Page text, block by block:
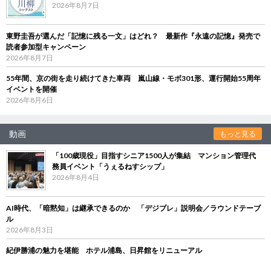
2026年8月7日
東野圭吾が選んだ「記憶に残る一文」はどれ？ 最新作『永遠の記憶』発売で
読者参加型キャンペーン
2026年8月7日
55年間、京の街を走り続けてきた車両 嵐山線・モボ301形、運行開始55周年
イベントを開催
2026年8月6日
動画 もっと見る
「100歳現役」目指すシニア1500人が集結 マンション管理代
務員イベント「うぇるねすシップ」
2026年8月4日
AI時代、「暗黙知」は継承できるのか 「デジブレ」説明会／ラウンドテーブ
ル
2026年8月3日
紀伊勝浦の魅力を堪能 ホテル浦島、日昇館をリニューアル